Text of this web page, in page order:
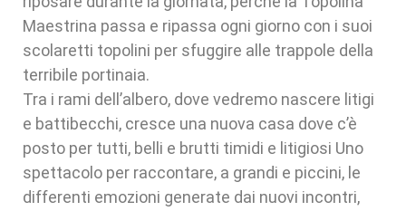
Maestrina passa e ripassa ogni giorno con i suoi
scolaretti topolini per sfuggire alle trappole della
terribile portinaia.
Tra i rami dell’albero, dove vedremo nascere litigi
e battibecchi, cresce una nuova casa dove c’è
posto per tutti, belli e brutti timidi e litigiosi Uno
spettacolo per raccontare, a grandi e piccini, le
differenti emozioni generate dai nuovi incontri,